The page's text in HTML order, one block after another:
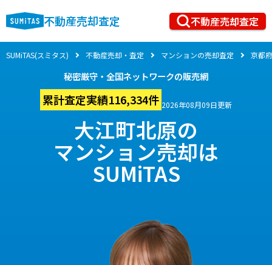
不動産売却査定 不動産売却査定
SUMiTAS(スミタス) 不動産売却・査定 マンションの売却査定 京都府
秘密厳守・全国ネットワークの販売網
累計査定実績116,334件 2026年08月09日更新
大江町北原の
マンション売却は
SUMiTAS